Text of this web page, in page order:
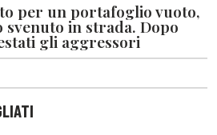
per un portafoglio vuoto,
svenuto in strada. Dopo
gli aggressori